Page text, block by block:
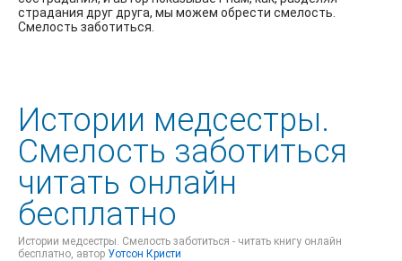
страдания друг друга, мы можем обрести смелость.
Смелость заботиться.
Истории медсестры.
Смелость заботиться
читать онлайн
бесплатно
Истории медсестры. Смелость заботиться - читать книгу онлайн
бесплатно, автор Уотсон Кристи